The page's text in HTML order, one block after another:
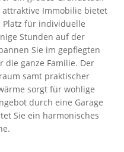
attraktive Immobilie bietet
für individuelle
Stunden auf der
Sie im gepflegten
die ganze Familie. Der
samt praktischer
sorgt für wohlige
durch eine Garage
Sie ein harmonisches